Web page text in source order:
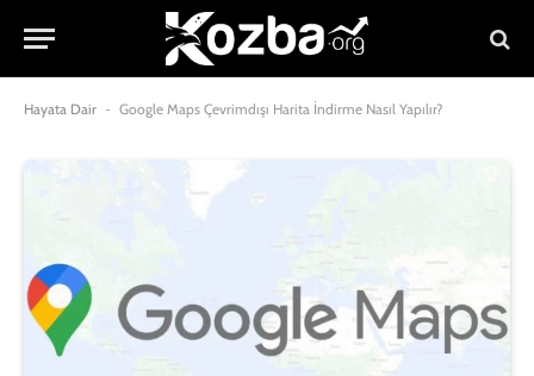
Hayata Dair - Google Maps Çevrimdışı Harita İndirme Nasıl Yapılır?